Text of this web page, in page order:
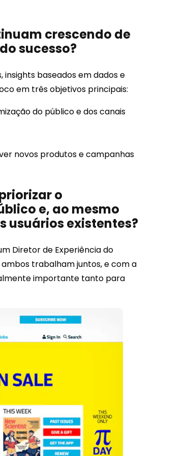
crescendo de
sucesso?
insights baseados em dados e
em três objetivos principais:
do público e dos canais
novos produtos e campanhas
o
e, ao mesmo
usuários existentes?
Diretor de Experiência do
trabalham juntos, e com a
importante tanto para